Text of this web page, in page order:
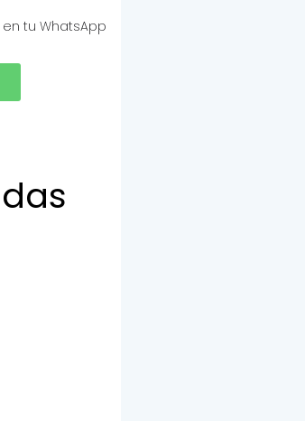
tu WhatsApp